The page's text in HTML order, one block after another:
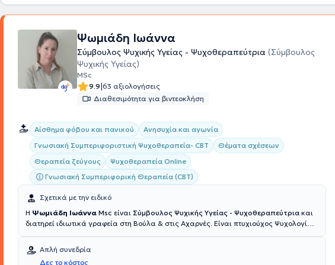
Ψωμιάδη Ιωάννα
Σύμβουλος Ψυχικής Υγείας - Ψυχοθεραπεύτρια (Σύμβουλος
Ψυχικής Υγείας)
MSc
9.9|63 αξιολογήσεις
Διαθεσιμότητα για βιντεοκλήση
Αίσθημα φόβου και πανικού
Ανησυχία και αγωνία
Γνωσιακή Συμπεριφοριστική Ψυχοθεραπεία- CBT
Θέματα σχέσεων
Θεραπεία ζεύγους
Ψυχοθεραπεία Online
Γνωσιακή Συμπεριφορική Θεραπεία (CBT)
Σχετικά με την ειδικό
Η Ψωμιάδη Ιωάννα Msc είναι Σύμβουλος Ψυχικής Υγείας - Ψυχοθεραπεύτρια και
διατηρεί ιδιωτικά γραφεία στη Βούλα & στις Αχαρνές. Είναι πτυχιούχος Ψυχολογίας
Γνωσιακής Συμπεριφοριστικής Θεωρίας & Κλινικής Πράξης από το Εθνικό
Καποδιστριακό Πανεπιστήμιο Αθηνών (ΕΚΠΑ)
Απλή συνεδρία
Δες το κόστος